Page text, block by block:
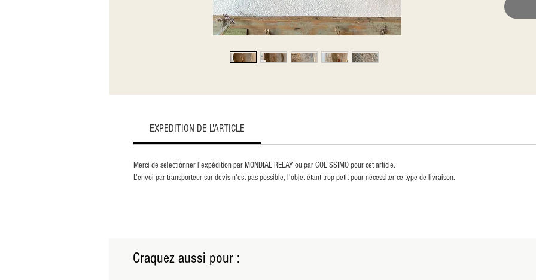
EXPEDITION DE L'ARTICLE
Merci de selectionner l'expédition par MONDIAL RELAY ou par COLISSIMO pour cet article.
L'envoi par transporteur sur devis n'est pas possible, l'objet étant trop petit pour nécessiter ce type de livraison.
Craquez aussi pour :